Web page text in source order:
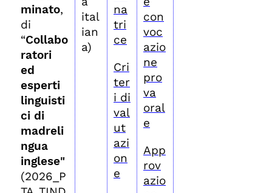
minato,
di
“Collabo
ratori
ed
esperti
linguisti
ci di
madreli
ngua
inglese"
(2026_P
ital
ian
a)
na
tri
ce
Cri
ter
i di
val
ut
azi
on
e
con
voc
azio
ne
pro
va
oral
e
App
rov
azio